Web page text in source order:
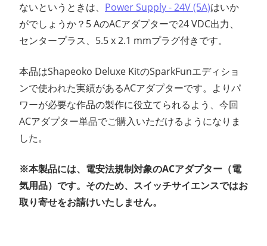
ないというときは、 Power Supply - 24V (5A)はいか
がでしょうか？5 AのACアダプターで24 VDC出力、
センタープラス、5.5 x 2.1 mmプラグ付きです。
本品はShapeoko Deluxe KitのSparkFunエディショ
ンで使われた実績があるACアダプターです。よりパ
ワーが必要な作品の製作に役立てられるよう、今回
ACアダプター単品でご購入いただけるようになりま
した。
※本製品には、電安法規制対象のACアダプター（電
気用品）です。そのため、スイッチサイエンスではお
取り寄せをお請けいたしません。